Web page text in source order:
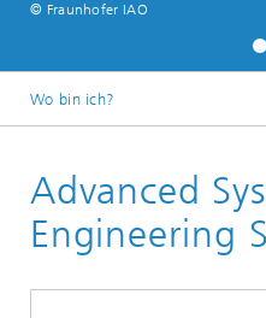
© Fraunhofer IAO
Wo bin ich?
Veranstaltungen
Advanced
Engineering